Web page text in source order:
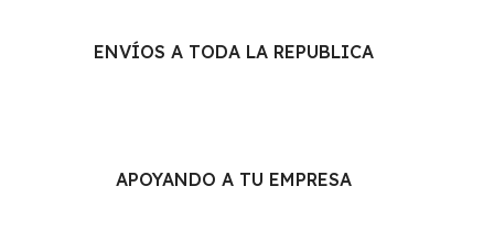
ENVÍOS A TODA LA REPUBLICA
APOYANDO A TU EMPRESA